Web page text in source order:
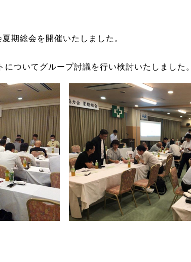
期総会を開催いたしました。
ついてグループ討議を行い検討いたしました。